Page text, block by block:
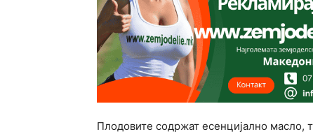
Плодовите содржат есенцијално масло,